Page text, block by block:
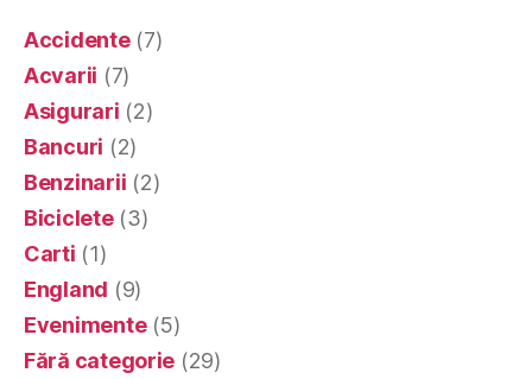
Accidente(7)
Acvarii (7)
Asigurari (2)
Bancuri (2)
Benzinarii (2)
Biciclete(3)
Carti (1)
England (9)
Evenimente(5)
Fără categorie (29)